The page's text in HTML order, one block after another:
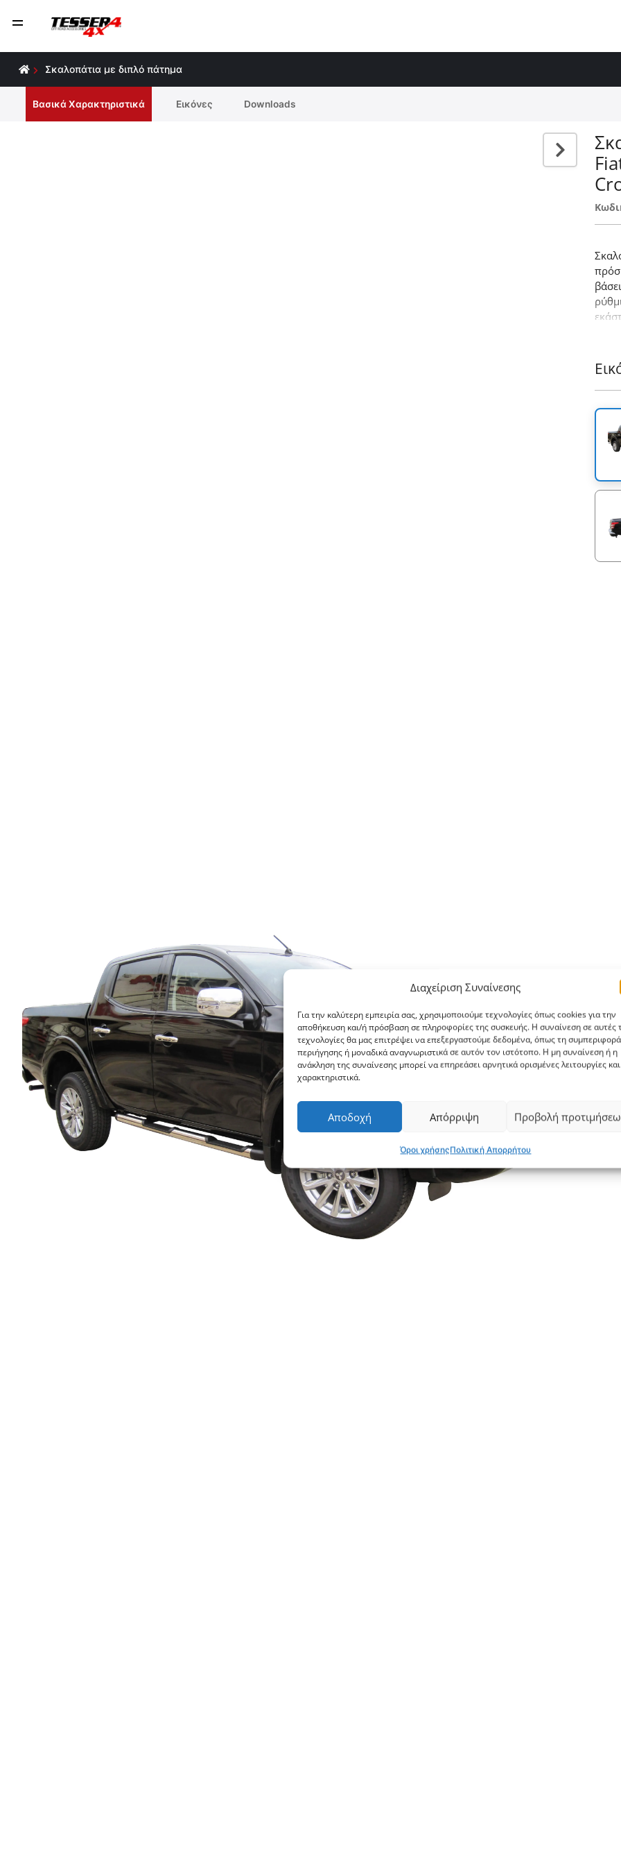
Διαχείριση Συναίνεσης
Για την καλύτερη εμπειρία σας, χρησιμοποιούμε τεχνολογίες όπως cookies για την
αποθήκευση και/ή πρόσβαση σε πληροφορίες της συσκευής. Η συναίνεση σε αυτές
τεχνολογίες θα μας επιτρέψει να επεξεργαστούμε δεδομένα, όπως τη συμπεριφορά
περιήγησης ή μοναδικά αναγνωριστικά σε αυτόν τον ιστότοπο. Η μη συναίνεση ή η
ανάκληση της συναίνεσης μπορεί να επηρεάσει αρνητικά ορισμένες λειτουργίες και
χαρακτηριστικά.
Αποδοχή Απόρριψη Προβολή
Όροι χρήσηςΠολιτική Απορρήτου
Σκαλοπάτια με διπλό πάτημα
Βασικά Χαρακτηριστικά Εικόνες Downloads
της